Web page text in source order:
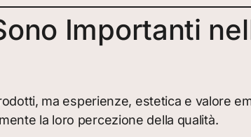
Importanti
ma esperienze, estetica e valore
la loro percezione della qualità.